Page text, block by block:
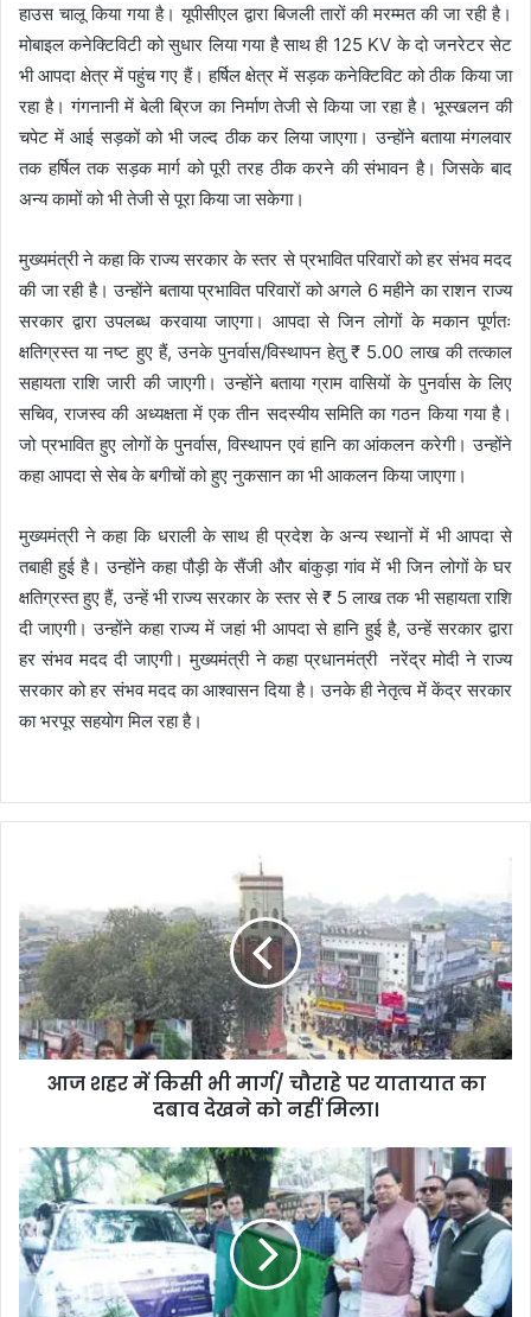
हाउस चालू किया गया है। यूपीसीएल द्वारा बिजली तारों की मरम्मत की जा रही है।
मोबाइल कनेक्टिविटी को सुधार लिया गया है साथ ही 125 KV के दो जनरेटर सेट
भी आपदा क्षेत्र में पहुंच गए हैं। हर्षिल क्षेत्र में सड़क कनेक्टिविट को ठीक किया जा
रहा है। गंगनानी में बेली ब्रिज का निर्माण तेजी से किया जा रहा है। भूस्खलन की
चपेट में आई सड़कों को भी जल्द ठीक कर लिया जाएगा। उन्होंने बताया मंगलवार
तक हर्षिल तक सड़क मार्ग को पूरी तरह ठीक करने की संभावन है। जिसके बाद
अन्य कामों को भी तेजी से पूरा किया जा सकेगा।
मुख्यमंत्री ने कहा कि राज्य सरकार के स्तर से प्रभावित परिवारों को हर संभव मदद
की जा रही है। उन्होंने बताया प्रभावित परिवारों को अगले 6 महीने का राशन राज्य
सरकार द्वारा उपलब्ध करवाया जाएगा। आपदा से जिन लोगों के मकान पूर्णतः
क्षतिग्रस्त या नष्ट हुए हैं, उनके पुनर्वास/विस्थापन हेतु ₹ 5.00 लाख की तत्काल
सहायता राशि जारी की जाएगी। उन्होंने बताया ग्राम वासियों के पुनर्वास के लिए
सचिव, राजस्व की अध्यक्षता में एक तीन सदस्यीय समिति का गठन किया गया है।
जो प्रभावित हुए लोगों के पुनर्वास, विस्थापन एवं हानि का आंकलन करेगी। उन्होंने
कहा आपदा से सेब के बगीचों को हुए नुकसान का भी आकलन किया जाएगा।
मुख्यमंत्री ने कहा कि धराली के साथ ही प्रदेश के अन्य स्थानों में भी आपदा से
तबाही हुई है। उन्होंने कहा पौड़ी के सैंजी और बांकुड़ा गांव में भी जिन लोगों के घर
क्षतिग्रस्त हुए हैं, उन्हें भी राज्य सरकार के स्तर से ₹ 5 लाख तक भी सहायता राशि
दी जाएगी। उन्होंने कहा राज्य में जहां भी आपदा से हानि हुई है, उन्हें सरकार द्वारा
हर संभव मदद दी जाएगी। मुख्यमंत्री ने कहा प्रधानमंत्री नरेंद्र मोदी ने राज्य
सरकार को हर संभव मदद का आश्वासन दिया है। उनके ही नेतृत्व में केंद्र सरकार
का भरपूर सहयोग मिल रहा है।
आज शहर में किसी भी मार्ग/ चौराहे पर यातायात का
दबाव देखने को नहीं मिला।